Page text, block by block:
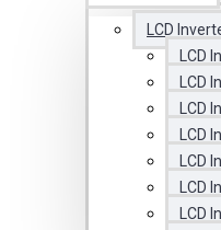
LCD
LCD
LCD
LCD
LCD
LCD
LCD
LCD